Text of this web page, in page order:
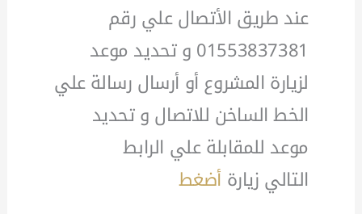
عند طريق الأتصال علي رقم
01553837381 و تحديد موعد
لزيارة المشروع أو أرسال رسالة علي
الخط الساخن للاتصال و تحديد
موعد للمقابلة علي الرابط
التالي زيارة أضغط